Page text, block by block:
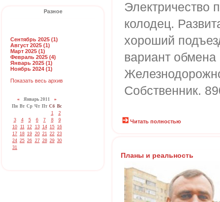
Разное
Сентябрь 2025 (1)
Август 2025 (1)
Март 2025 (1)
Февраль 2025 (4)
Январь 2025 (1)
Ноябрь 2024 (1)
Показать весь архив
« Январь 2011 »
Пн Вт Ср Чт Пт Сб Вс
1
2
3
4 5 6 7 8
9
10 11 12 13 14 15 16
17 18 19 20 21 22 23
24 25 26 27 28 29 30
31
Электричество
колодец.
хороший
вариант обмена
Собственник.
Читать полностью
Планы и реальность